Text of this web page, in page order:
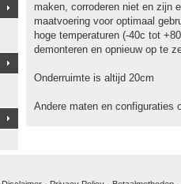
maken, corroderen niet en zijn
maatvoering voor optimaal
hoge temperaturen (-40c tot
demonteren en opnieuw op te
Onderruimte is altijd 20cm
Andere maten en configuraties